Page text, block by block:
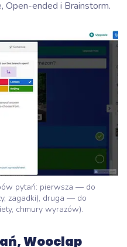
Open-ended i Brainstorm.
pytań: pierwsza — do
zagadki), druga — do
chmury wyrazów).
Wooclap